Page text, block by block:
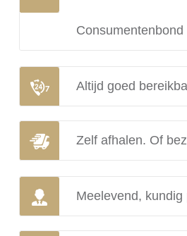
Consumentenbond
Altijd goed
Zelf afhalen. Of
Meelevend, kundig